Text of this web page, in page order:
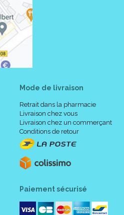
Mode de livraison
Retrait dans la pharmacie
Livraison chez vous
Livraison chez un commerçant
Conditions de retour
Paiement sécurisé